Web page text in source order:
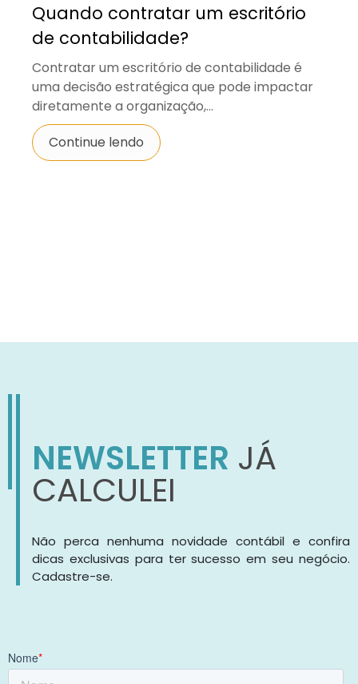
Quando contratar um escritório
de contabilidade?
Contratar um escritório de contabilidade é
uma decisão estratégica que pode impactar
diretamente a organização,...
Continue lendo
NEWSLETTER JÁ
CALCULEI
Não perca nenhuma novidade contábil e confira
dicas exclusivas para ter sucesso em seu negócio.
Cadastre-se.